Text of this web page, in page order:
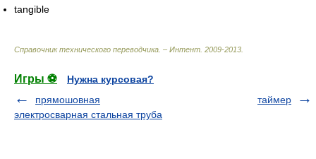
tangible
Справочник технического переводчика. – Интент 2009-2013
Игры ⚽
Нужна курсовая?
прямошовная
электросварная стальная труба
таймер